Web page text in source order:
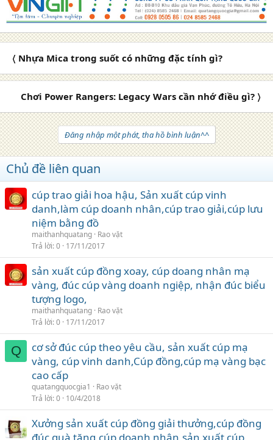
〈 Nhựa Mica trong suốt có những đặc tính gì?
Chơi Power Rangers: Legacy Wars cần nhớ điều gì? 〉
Đăng nhập một phát, tha hồ bình luận^^
Chủ đề liên quan
cúp trao giải hoa hậu, Sản xuất cúp vinh
danh,làm cúp doanh nhân,cúp trao giải,cúp lưu
niệm bằng đồ
maithanhquatang Rao vặt
Trả lời 0 17/11/2017
sản xuất cúp đồng xoay, cúp doang nhân mạ
vàng, đúc cúp vàng doanh ngiệp, nhận đúc biểu
tượng logo,
maithanhquatang Rao vặt
Trả lời 0 17/11/2017
Q
cơ sở đúc cúp theo yêu cầu, sản xuất cúp mạ
vàng, cúp vinh danh,Cúp đồng,cúp mạ vàng bạc
cao cấp
quatangquocgia1
Rao vặt
Trả lời 0 10/4/2018
Xưởng sản xuất cúp đồng giải thưởng,cúp đồng